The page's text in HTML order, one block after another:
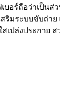
ร์ถือว่าเป็น
ระบบขับถ่า
เปล่งประกาย